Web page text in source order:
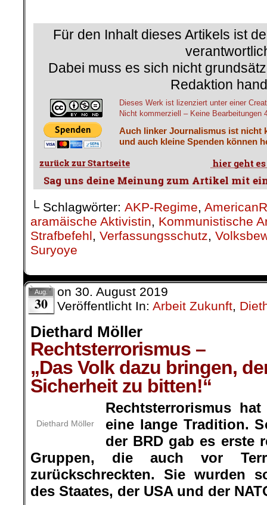
Für den Inhalt dieses Artikels ist
Dabei muss es sich nicht
Redaktion
Dieses Werk ist lizenziert unter einer
Nicht kommerziell – Keine Bearbeitungen
Auch linker Journalismus ist nicht
und auch kleine Spenden können
└ Schlagwörter: AKP-Regime,
aramäische Aktivistin, Kommunistische
Strafbefehl, Verfassungsschutz,
Suryoye
Aug.
30
on 30. August 2019
Veröffentlicht In: Arbeit Zukunft,
Diethard Möller
Rechtsterrorismus –
„Das Volk dazu bringen,
Sicherheit zu bitten!“
Diethard Möller
Rechtsterrorismus
eine lange Tradition.
der BRD gab es erste
Gruppen, die auch vor
zurückschreckten. Sie wurden
des Staates, der USA und der